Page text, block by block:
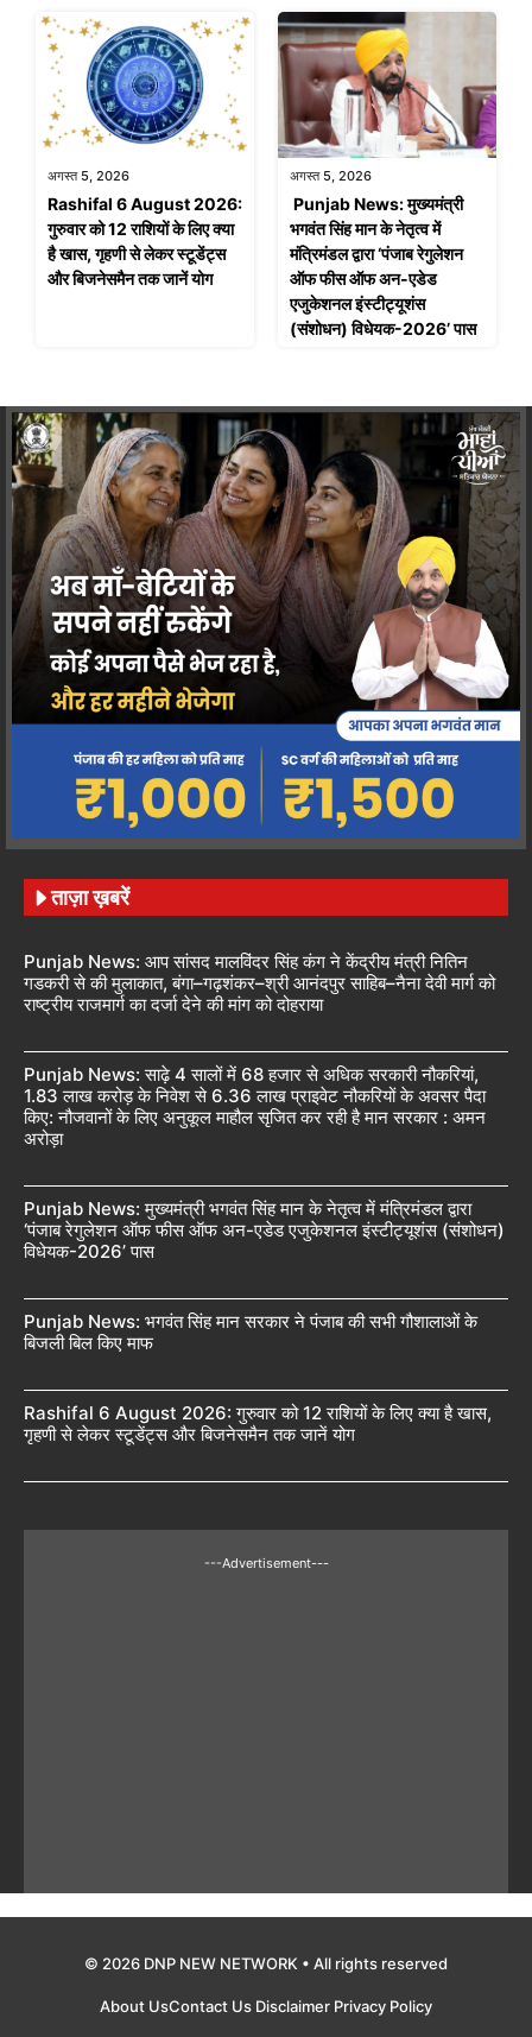
अगस्त 5, 2026
Rashifal 6 August 2026:
गुरुवार को 12 राशियों के लिए क्या
है खास, गृहणी से लेकर स्टूडेंट्स
और बिजनेसमैन तक जानें योग
अगस्त 5, 2026
Punjab News: मुख्यमंत्री
भगवंत सिंह मान के नेतृत्व में
मंत्रिमंडल द्वारा ‘पंजाब रेगुलेशन
ऑफ फीस ऑफ अन-एडेड
एजुकेशनल इंस्टीट्यूशंस
(संशोधन) विधेयक-2026’ पास
ताज़ा ख़बरें
Punjab News: आप सांसद मालविंदर सिंह कंग ने केंद्रीय मंत्री नितिन
गडकरी से की मुलाकात, बंगा–गढ़शंकर–श्री आनंदपुर साहिब–नैना देवी मार्ग को
राष्ट्रीय राजमार्ग का दर्जा देने की मांग को दोहराया
Punjab News: साढ़े 4 सालों में 68 हजार से अधिक सरकारी नौकरियां,
1.83 लाख करोड़ के निवेश से 6.36 लाख प्राइवेट नौकरियों के अवसर पैदा
किए: नौजवानों के लिए अनुकूल माहौल सृजित कर रही है मान सरकार : अमन
अरोड़ा
Punjab News: मुख्यमंत्री भगवंत सिंह मान के नेतृत्व में मंत्रिमंडल द्वारा
‘पंजाब रेगुलेशन ऑफ फीस ऑफ अन-एडेड एजुकेशनल इंस्टीट्यूशंस (संशोधन)
विधेयक-2026’ पास
Punjab News: भगवंत सिंह मान सरकार ने पंजाब की सभी गौशालाओं के
बिजली बिल किए माफ
Rashifal 6 August 2026: गुरुवार को 12 राशियों के लिए क्या है खास,
गृहणी से लेकर स्टूडेंट्स और बिजनेसमैन तक जानें योग
---Advertisement---
© 2026 DNP NEW NETWORK • All rights reserved
About UsContact Us Disclaimer Privacy Policy